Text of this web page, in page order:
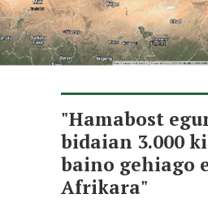
"Hamabost
bidaian 3.000
baino gehiago
Afrikara"